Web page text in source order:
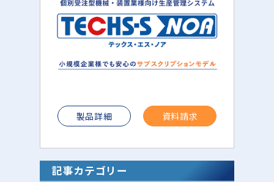
製品詳細 資料請求
記事カテゴリー